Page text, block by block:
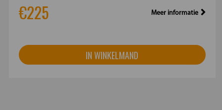
€225 Meer informatie
IN WINKELMAND